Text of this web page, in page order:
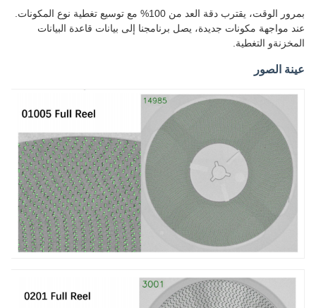
بمرور الوقت، يقترب دقة العد من 100% مع توسيع تغطية نوع المكونات.
عند مواجهة مكونات جديدة، يصل برنامجنا إلى بيانات قاعدة البيانات
المخزنةو التغطية.
عينة الصور